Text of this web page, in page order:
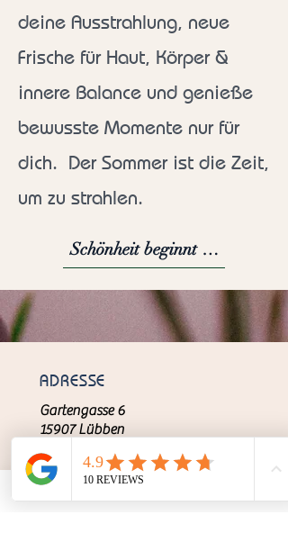
deine Ausstrahlung, neue
Frische für Haut, Körper &
innere Balance und genieße
bewusste Momente nur für
dich. ​ Der Sommer ist die Zeit,
um zu strahlen.
Schönheit beginnt nicht erst im
ADRESSE
Gartengasse 6
15907 Lübben
KONTAKT